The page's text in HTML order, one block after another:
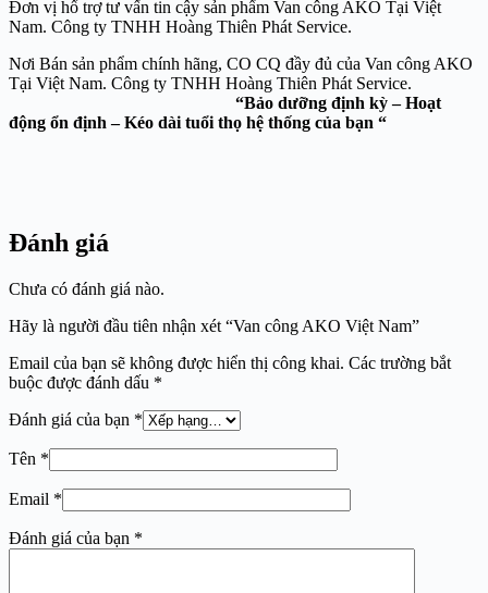
Đơn vị hổ trợ tư vấn tin cậy sản phẩm Van công AKO Tại Việt
Nam. Công ty TNHH Hoàng Thiên Phát Service.
Nơi Bán sản phẩm chính hãng, CO CQ đầy đủ của Van công AKO
Tại Việt Nam. Công ty TNHH Hoàng Thiên Phát Service.
“Bảo dưỡng định kỳ – Hoạt
động ổn định – Kéo dài tuổi thọ hệ thống của bạn “
Đánh giá
Chưa có đánh giá nào.
Hãy là người đầu tiên nhận xét “Van công AKO Việt Nam”
Email của bạn sẽ không được hiển thị công khai. Các trường bắt
buộc được đánh dấu *
Đánh giá của bạn *
Tên *
Email *
Đánh giá của bạn *